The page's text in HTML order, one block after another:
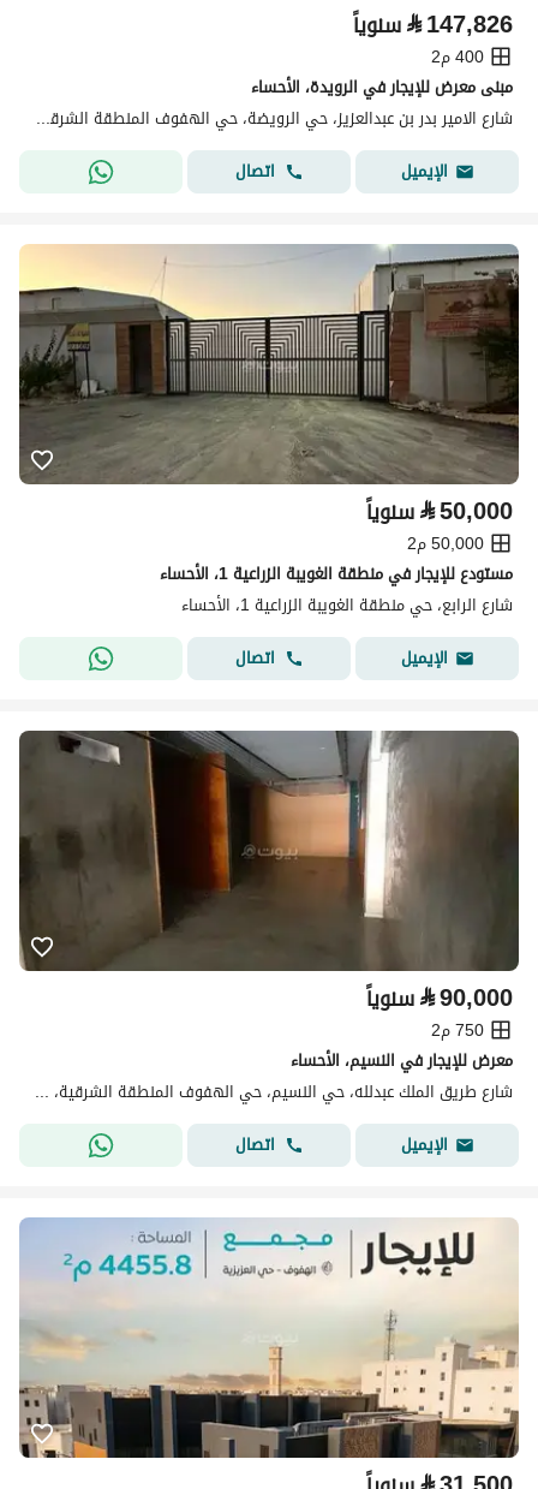
⃁147,826 سنوياً
400 م2
مبنى معرض للإيجار في الرويدة، الأحساء
شارع الامير بدر بن عبدالعزيز، حي الرويضة، حي الهفوف المنطقة الشرقية، الأحساء
الإيميل
اتصال
⃁50,000 سنوياً
50,000 م2
مستودع للإيجار في منطقة الغويبة الزراعية 1، الأحساء
شارع الرابع، حي منطقة الغويبة الزراعية 1، الأحساء
الإيميل
اتصال
⃁90,000 سنوياً
750 م2
معرض للإيجار في النسيم، الأحساء
شارع طريق الملك عبدلله، حي النسيم، حي الهفوف المنطقة الشرقية، الأحساء
الإيميل
اتصال